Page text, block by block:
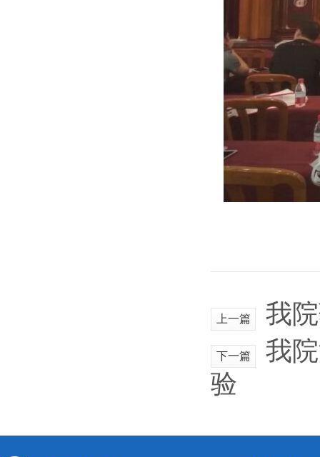
上一篇 我
下一篇
我
验